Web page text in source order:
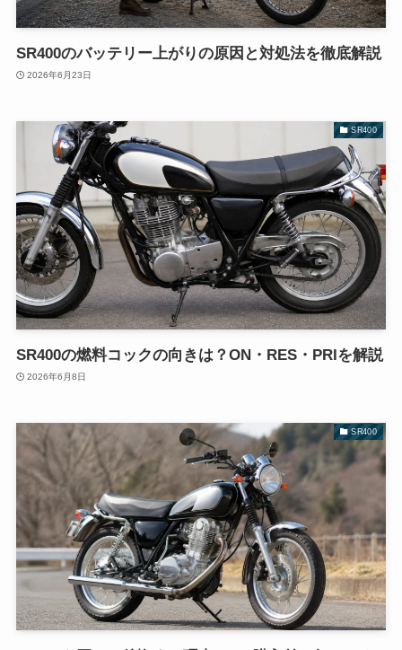
SR400のバッテリー上がりの原因と対処法を徹底解説
2026年6月23日
SR400
SR400の燃料コックの向きは？ON・RES・PRIを解説
2026年6月8日
SR400